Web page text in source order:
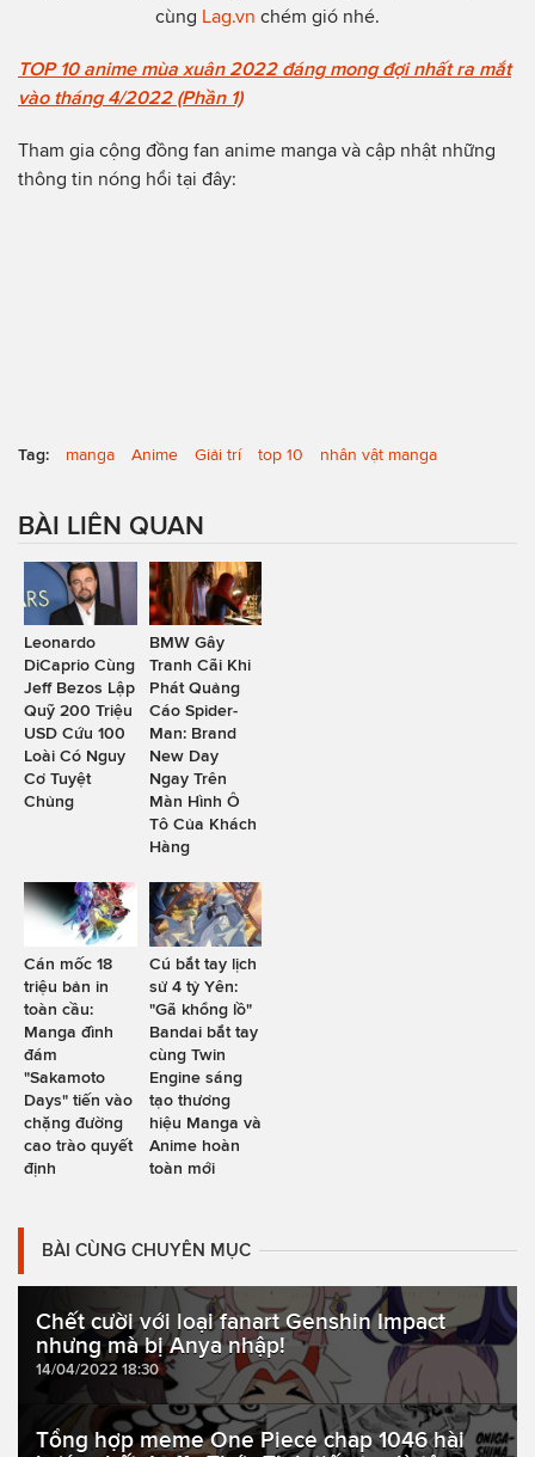
cùng Lag.vn chém gió nhé.
TOP 10 anime mùa xuân 2022 đáng mong đợi nhất ra mắt
vào tháng 4/2022 (Phần 1)
Tham gia cộng đồng fan anime manga và cập nhật những
thông tin nóng hổi tại đây:
Tag: manga Anime Giải trí top 10 nhân vật manga
BÀI LIÊN QUAN
Leonardo
DiCaprio Cùng
Jeff Bezos Lập
Quỹ 200 Triệu
USD Cứu 100
Loài Có Nguy
Cơ Tuyệt
Chủng
BMW Gây
Tranh Cãi Khi
Phát Quảng
Cáo Spider-
Man: Brand
New Day
Ngay Trên
Màn Hình Ô
Tô Của Khách
Hàng
Cán mốc 18
triệu bản in
toàn cầu:
Manga đình
đám
"Sakamoto
Days" tiến vào
chặng đường
cao trào quyết
định
Cú bắt tay lịch
sử 4 tỷ Yên:
"Gã khổng lồ"
Bandai bắt tay
cùng Twin
Engine sáng
tạo thương
hiệu Manga và
Anime hoàn
toàn mới
BÀI CÙNG CHUYÊN MỤC
Chết cười với loại fanart Genshin Impact
nhưng mà bị Anya nhập!
14/04/2022 18:30
Tổng hợp meme One Piece chap 1046 hài